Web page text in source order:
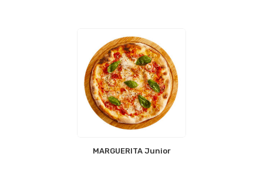
MARGUERITA Junior